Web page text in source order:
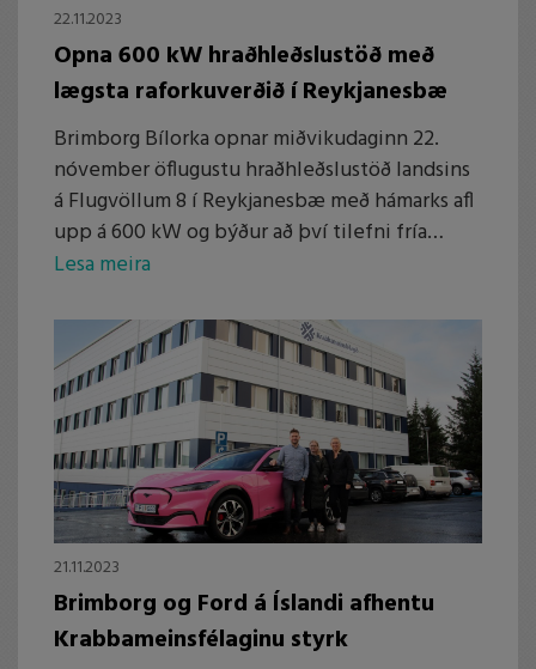
22.11.2023
Opna 600 kW hraðhleðslustöð með
lægsta raforkuverðið í Reykjanesbæ
Brimborg Bílorka opnar miðvikudaginn 22.
nóvember öflugustu hraðhleðslustöð landsins
á Flugvöllum 8 í Reykjanesbæ með hámarks afl
upp á 600 kW og býður að því tilefni fría
hraðhleðslu til 1. des. Eftir að opnunartilboði
miðað við hleðsluafköst eða aðeins frá 49 kr /
kWh. Stöðin er opin fyrir alla rafbílanotendur
með auðveldu aðgengi og einfaldri
greiðslulausn með e1 appinu.
Lesa meira
21.11.2023
Brimborg og Ford á Íslandi afhentu
Krabbameinsfélaginu styrk